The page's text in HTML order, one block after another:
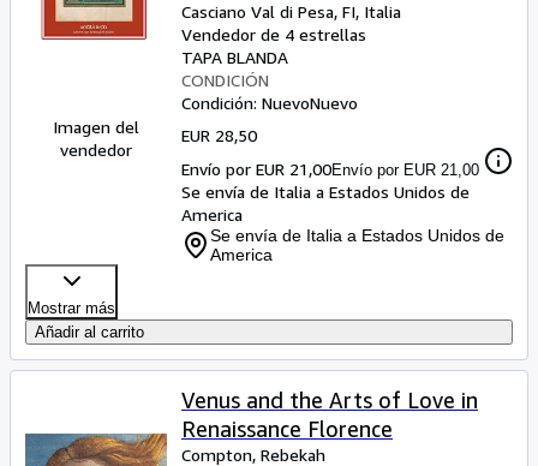
Ayuda
CERRAR
Imagen del
vendedor
Casciano Val di Pesa, FI, Italia
Vendedor de 4 estrellas
TAPA BLANDA
CONDICIÓN
Condición: NuevoNuevo
EUR 28,50
Envío por EUR 21,00Envío por EUR 21,00
Se envía de Italia a Estados Unidos de
America
Se envía de Italia a Estados Unidos de
America
Mostrar más
Añadir al carrito
Venus and the Arts of Love in
Renaissance Florence
Compton, Rebekah